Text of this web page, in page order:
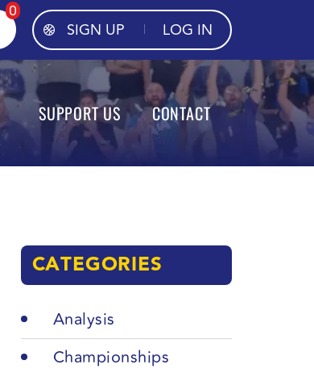
SIGN UP LOG IN
0
SUPPORT US CONTACT
CATEGORIES
Analysis
Championships